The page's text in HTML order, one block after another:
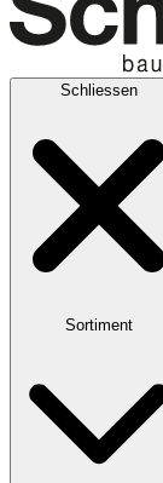
Schliessen
Sortiment